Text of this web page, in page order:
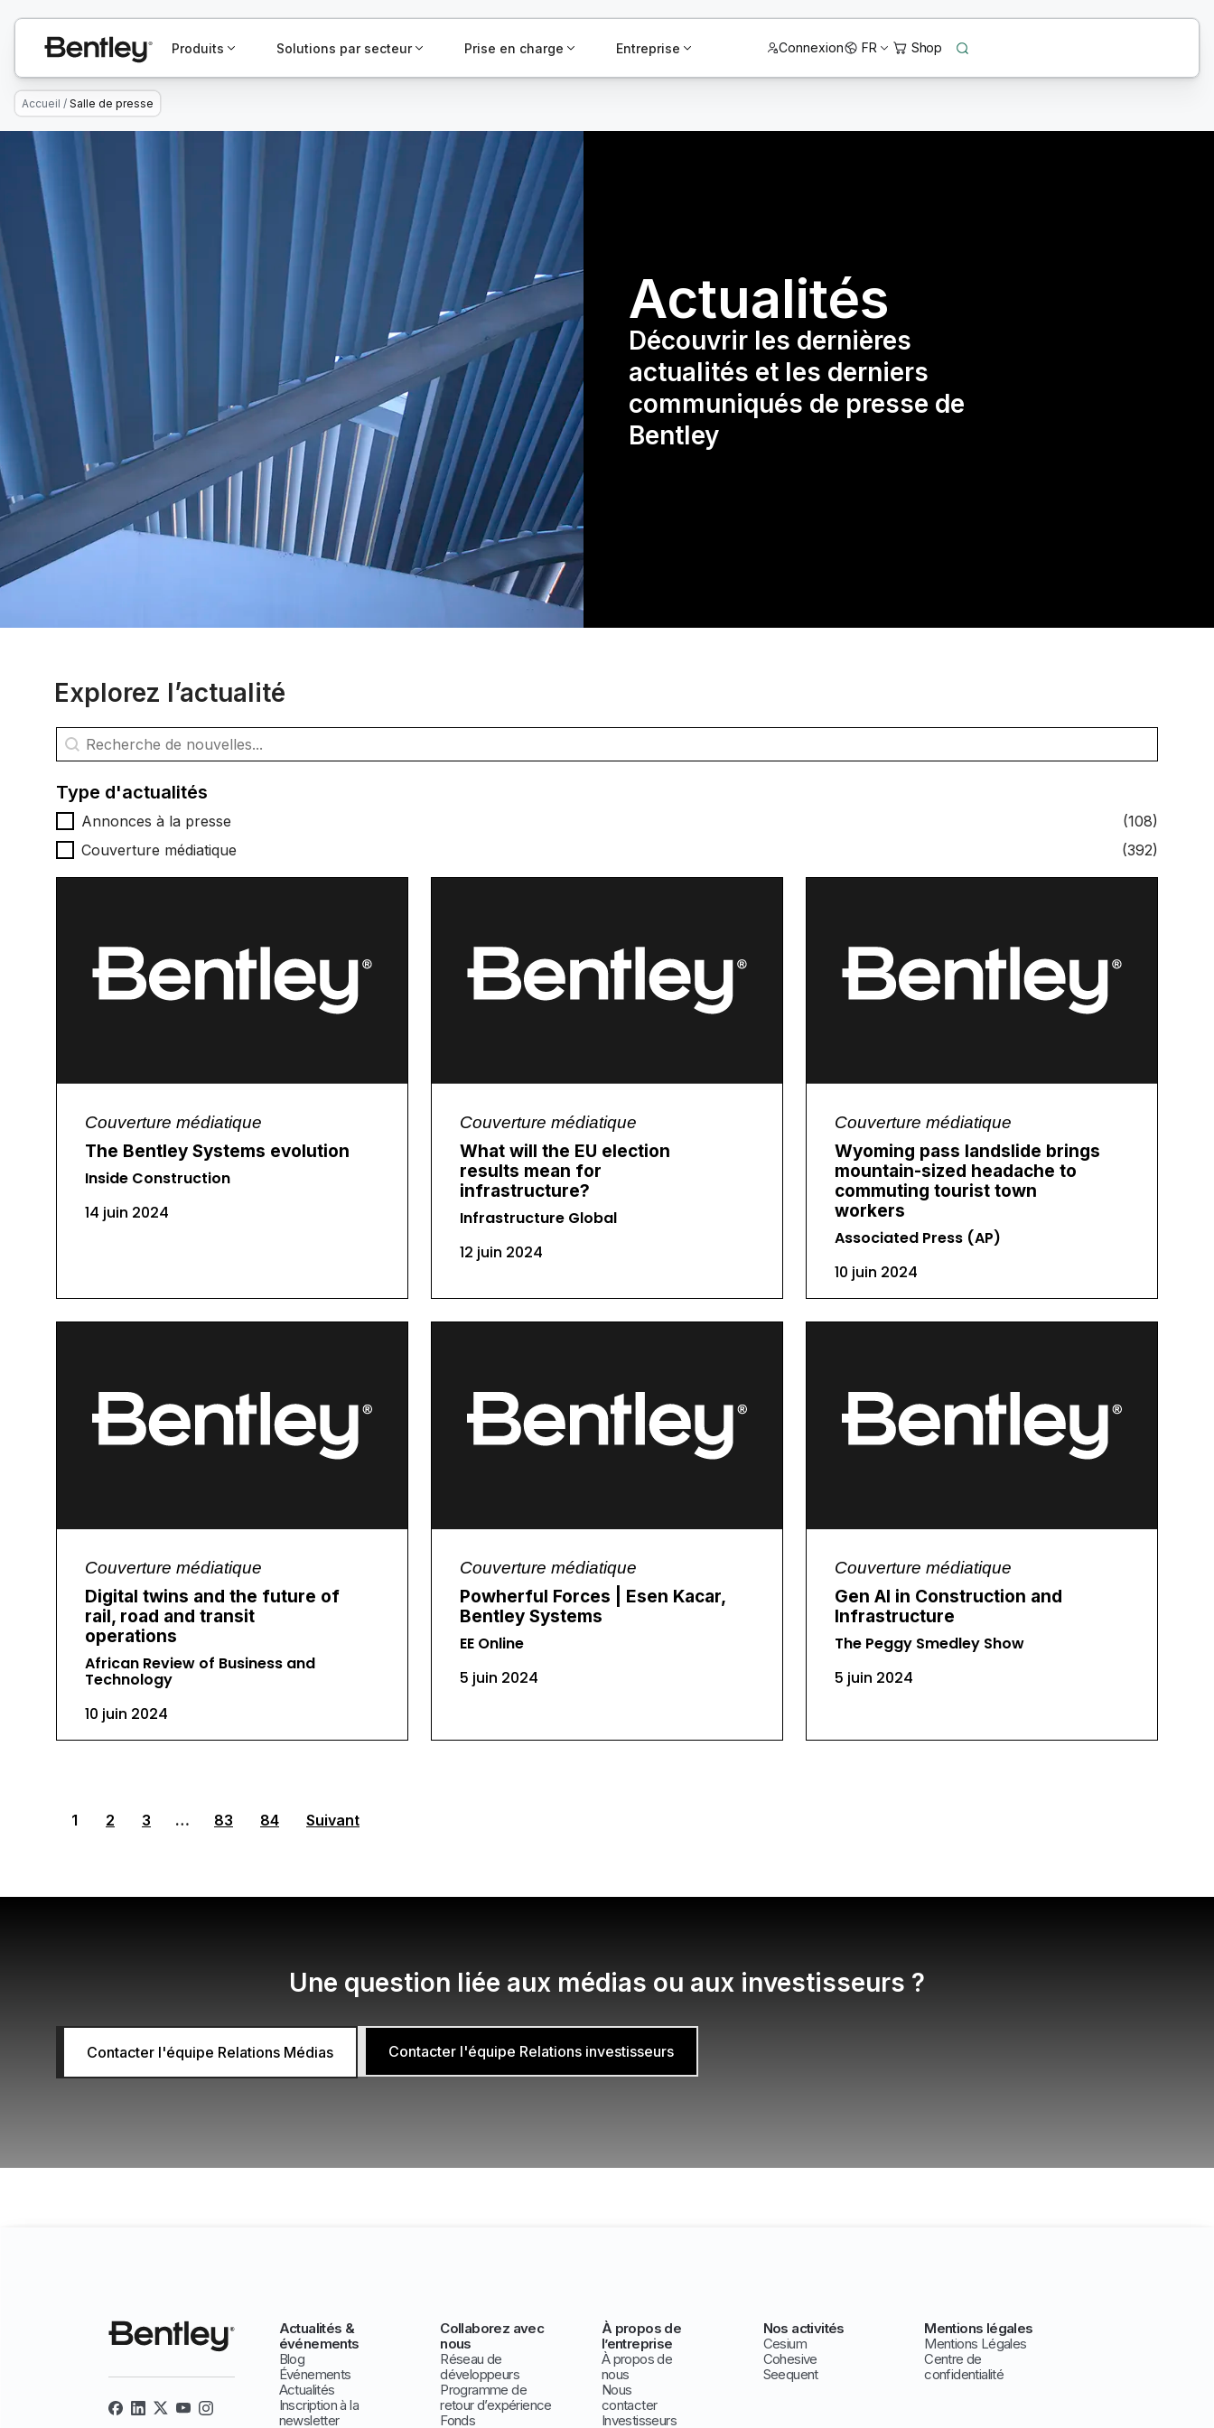
Produits Solutions par secteur Prise en charge Entreprise Connexion FR
Accueil / Salle de presse
Actualités
Découvrir les dernières
actualités et les derniers
communiqués de presse de
Bentley
Explorez l’actualité
Rechercher des nouvelles
Rechercher du contenu
Type d'actualités
Type d'actualités
Annonces à la presse
(108)
Couverture médiatique
(392)
Couverture médiatique
The Bentley Systems evolution
Inside Construction
14 juin 2024
Couverture médiatique
What will the EU election
results mean for
infrastructure?
Infrastructure Global
12 juin 2024
Couverture médiatique
Wyoming pass landslide brings
mountain-sized headache to
commuting tourist town
workers
Associated Press (AP)
10 juin 2024
Couverture médiatique
Digital twins and the future of
rail, road and transit
operations
African Review of Business and
Technology
10 juin 2024
Couverture médiatique
Powherful Forces | Esen Kacar,
Bentley Systems
EE Online
5 juin 2024
Couverture médiatique
Gen AI in Construction and
Infrastructure
The Peggy Smedley Show
5 juin 2024
1 2 3 … 83 84 Suivant
Une question liée aux médias ou aux investisseurs ?
Contacter l'équipe Relations Médias Contacter l'équipe Relations investisseurs
Actualités &
événements
Blog
Événements
Actualités
Inscription à la
newsletter
Collaborez avec
nous
Réseau de
développeurs
Programme de
retour d’expérience
Fonds
À propos de
l’entreprise
À propos de
nous
Nous
contacter
Investisseurs
Nos activités
Cesium
Cohesive
Seequent
Mentions légales
Mentions Légales
Centre de
confidentialité